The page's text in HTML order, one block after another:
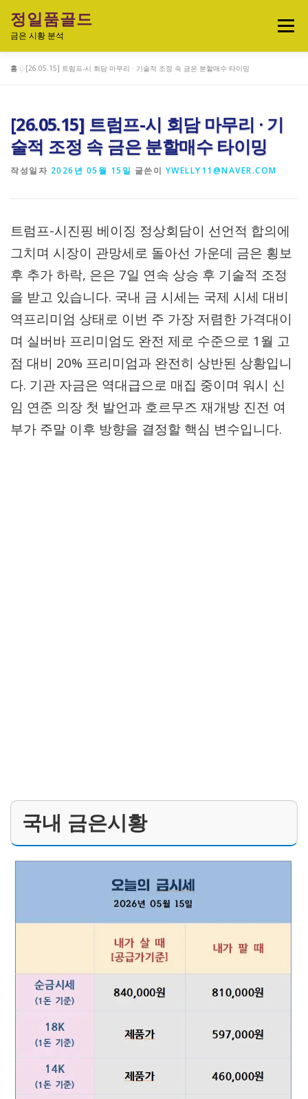
정일품골드
금은 시황 분석
메뉴
오늘의 금은시세 분석 금은 투자정보
정일품골드 제품관
홈 »[26.05.15] 트럼프-시 회담 마무리 · 기술적 조정 속 금은 분할매수 타이밍
[26.05.15] 트럼프-시 회담 마무리 · 기
술적 조정 속 금은 분할매수 타이밍
작성일자 2026년 05월 15일 글쓴이 YWELLY11@NAVER.COM
트럼프-시진핑 베이징 정상회담이 선언적 합의에
그치며 시장이 관망세로 돌아선 가운데 금은 횡보
후 추가 하락, 은은 7일 연속 상승 후 기술적 조정
을 받고 있습니다. 국내 금 시세는 국제 시세 대비
역프리미엄 상태로 이번 주 가장 저렴한 가격대이
며 실버바 프리미엄도 완전 제로 수준으로 1월 고
점 대비 20% 프리미엄과 완전히 상반된 상황입니
다. 기관 자금은 역대급으로 매집 중이며 워시 신
임 연준 의장 첫 발언과 호르무즈 재개방 진전 여
부가 주말 이후 방향을 결정할 핵심 변수입니다.
국내 금은시황